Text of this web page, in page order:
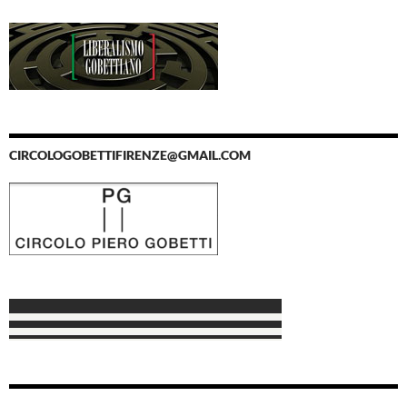
CIRCOLOGOBETTIFIRENZE@GMAIL.COM